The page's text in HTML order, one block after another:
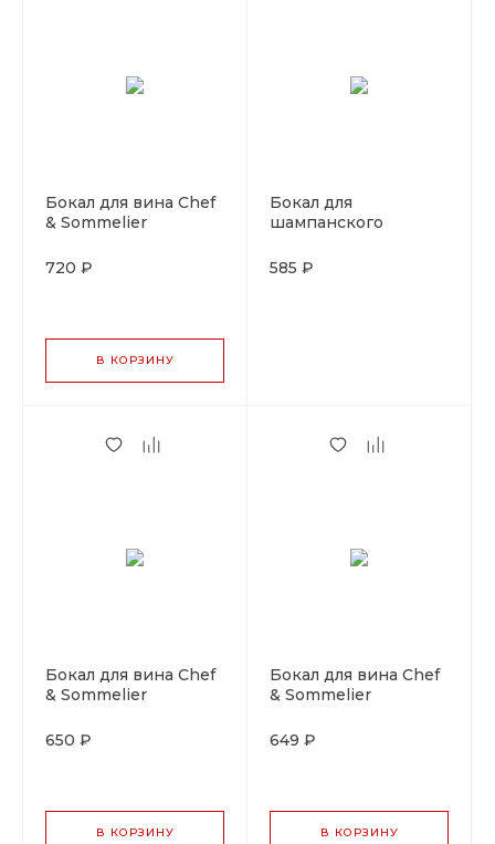
Бокал для вина Chef
& Sommelier
ARC, стекло
720 ₽
В КОРЗИНУ
Бокал для
шампанского
Sommelier
585 ₽
Бокал для вина Chef
& Sommelier
ARC, стекло
650 ₽
В КОРЗИНУ
Бокал для вина Chef
& Sommelier
ARC, стекло
649 ₽
В КОРЗИНУ